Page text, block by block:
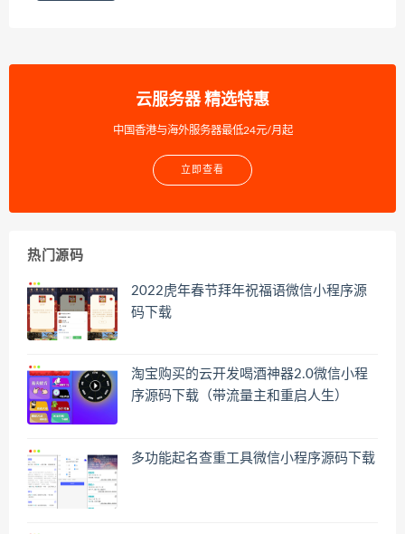
云服务器 精选特惠
中国香港与海外服务器最低24元/月起
立即查看
热门源码
2022虎年春节拜年祝福语微信小程序源
码下载
淘宝购买的云开发喝酒神器2.0微信小程
序源码下载（带流量主和重启人生）
多功能起名查重工具微信小程序源码下载